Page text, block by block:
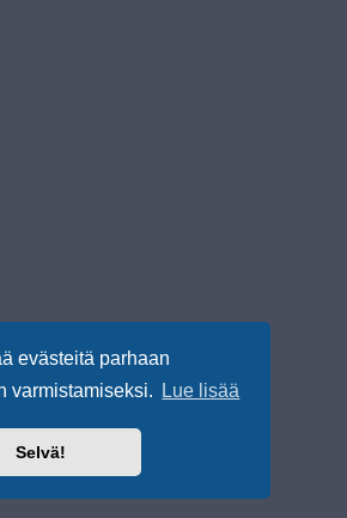
evästeitä parhaan
varmistamiseksi.
Lue lisää
Selvä!